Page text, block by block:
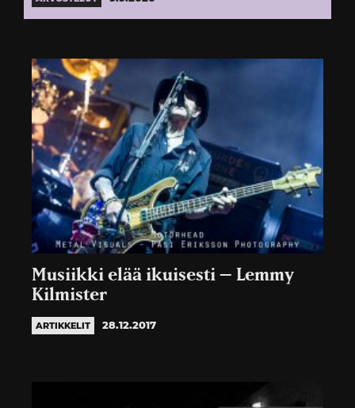
Musiikki elää ikuisesti – Lemmy
Kilmister
ARTIKKELIT 28.12.2017